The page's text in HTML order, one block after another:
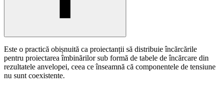
Este o practică obișnuită ca proiectanții să distribuie încărcările
pentru proiectarea îmbinărilor sub formă de tabele de încărcare din
rezultatele anvelopei, ceea ce înseamnă că componentele de tensiune
nu sunt coexistente.